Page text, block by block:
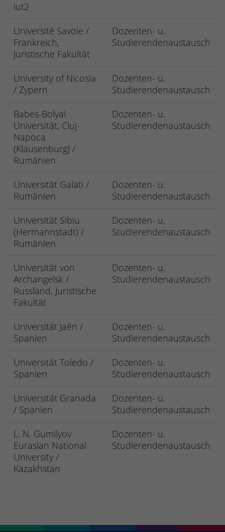
iut2
Université Savoie /
Frankreich,
Juristische Fakultät
Dozenten- u.
Studierendenaustausch
University of Nicosia
/ Zypern
Dozenten- u.
Studierendenaustausch
Babes-Bolyai
Universität, Cluj-
Napoca
(Klausenburg) /
Rumänien
Dozenten- u.
Studierendenaustausch
Universität Galati /
Rumänien
Dozenten- u.
Studierendenaustausch
Universität Sibiu
(Hermannstadt) /
Rumänien
Dozenten- u.
Studierendenaustausch
Universität von
Archangelsk /
Russland, Juristische
Fakultät
Dozenten- u.
Studierendenaustausch
Universität Jaén /
Spanien
Dozenten- u.
Studierendenaustausch
Universität Toledo /
Spanien
Dozenten- u.
Studierendenaustausch
Universität Granada
/ Spanien
Dozenten- u.
Studierendenaustausch
L. N. Gumilyov
Eurasian National
University /
Kazakhstan
Dozenten- u.
Studierendenaustausch